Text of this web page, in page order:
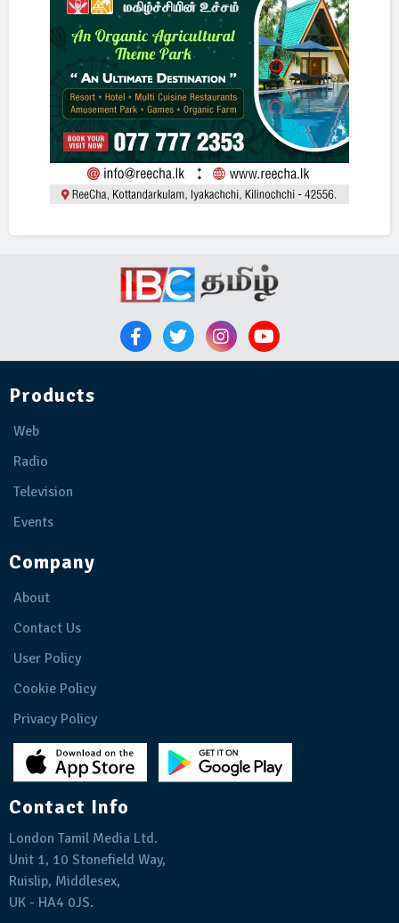
Products
Web
Radio
Television
Events
Company
About
Contact Us
User Policy
Cookie Policy
Privacy Policy
Contact Info
London Tamil Media Ltd.
Unit 1, 10 Stonefield Way,
Ruislip, Middlesex,
UK - HA4 0JS.